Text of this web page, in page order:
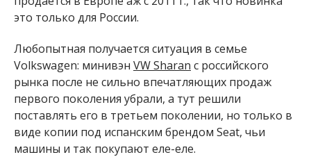
это только для России.
Любопытная получается ситуация в семье
Volkswagen: минивэн VW Sharan с российского
рынка после не сильно впечатляющих продаж
первого поколения убрали, а тут решили
поставлять его в третьем поколении, но только в
виде копии под испанским брендом Seat, чьи
машины и так покупают еле-еле.